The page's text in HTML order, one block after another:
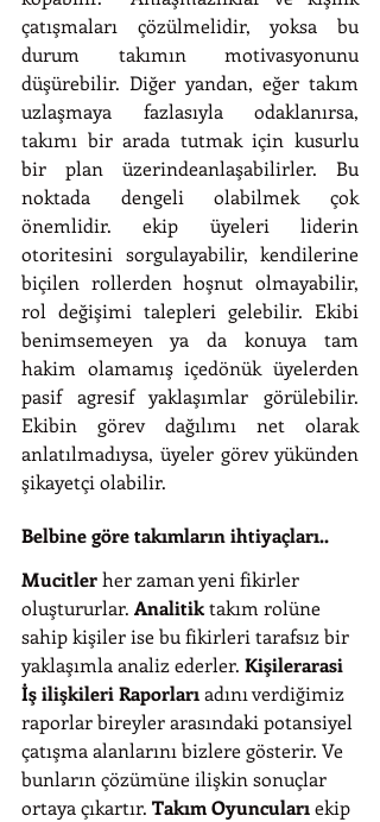
çatışmaları çözülmelidir, yoksa bu
durum takımın motivasyonunu
düşürebilir. Diğer yandan, eğer takım
uzlaşmaya fazlasıyla odaklanırsa,
takımı bir arada tutmak için kusurlu
bir plan üzerindeanlaşabilirler. Bu
noktada dengeli olabilmek çok
önemlidir. ekip üyeleri liderin
otoritesini sorgulayabilir, kendilerine
biçilen rollerden hoşnut olmayabilir,
rol değişimi talepleri gelebilir. Ekibi
benimsemeyen ya da konuya tam
hakim olamamış içedönük üyelerden
pasif agresif yaklaşımlar görülebilir.
Ekibin görev dağılımı net olarak
anlatılmadıysa, üyeler görev yükünden
şikayetçi olabilir.
Belbine göre takımların ihtiyaçları..
Mucitler her zaman yeni fikirler
oluştururlar. Analitik takım rolüne
sahip kişiler ise bu fikirleri tarafsız bir
yaklaşımla analiz ederler. Kişilerarasi
İş ilişkileri Raporları adını verdiğimiz
raporlar bireyler arasındaki potansiyel
çatışma alanlarını bizlere gösterir. Ve
bunların çözümüne ilişkin sonuçlar
ortaya çıkartır. Takım Oyuncuları ekip